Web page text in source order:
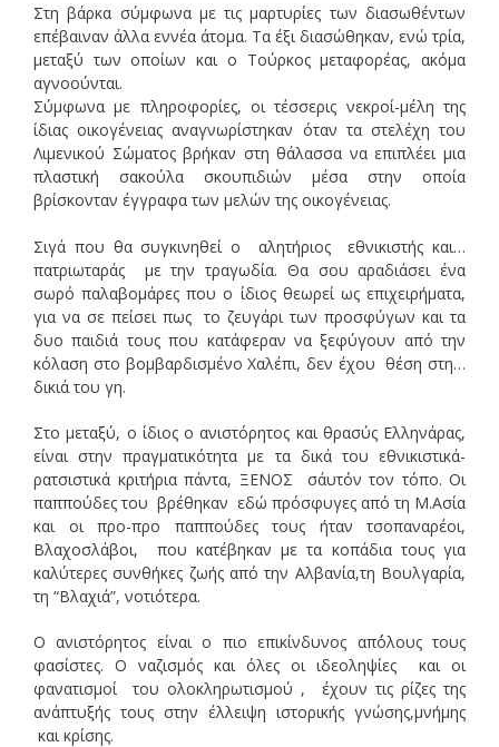
Στη βάρκα σύμφωνα με τις μαρτυρίες των διασωθέντων
επέβαιναν άλλα εννέα άτομα. Τα έξι διασώθηκαν, ενώ τρία,
μεταξύ των οποίων και ο Τούρκος μεταφορέας, ακόμα
αγνοούνται.
Σύμφωνα με πληροφορίες, οι τέσσερις νεκροί-μέλη της
ίδιας οικογένειας αναγνωρίστηκαν όταν τα στελέχη του
Λιμενικού Σώματος βρήκαν στη θάλασσα να επιπλέει μια
πλαστική σακούλα σκουπιδιών μέσα στην οποία
βρίσκονταν έγγραφα των μελών της οικογένειας.
Σιγά που θα συγκινηθεί ο αλητήριος εθνικιστής και…
πατριωταράς με την τραγωδία. Θα σου αραδιάσει ένα
σωρό παλαβομάρες που ο ίδιος θεωρεί ως επιχειρήματα,
για να σε πείσει πως το ζευγάρι των προσφύγων και τα
δυο παιδιά τους που κατάφεραν να ξεφύγουν από την
κόλαση στο βομβαρδισμένο Χαλέπι, δεν έχου θέση στη…
δικιά του γη.
Στο μεταξύ, ο ίδιος ο ανιστόρητος και θρασύς Ελληνάρας,
είναι στην πραγματικότητα με τα δικά του εθνικιστικά-
ρατσιστικά κριτήρια πάντα, ΞΕΝΟΣ σ΄αυτόν τον τόπο. Οι
παππούδες του βρέθηκαν εδώ πρόσφυγες από τη Μ.Ασία
και οι προ-προ παππούδες τους ήταν τσοπαναρέοι,
Βλαχοσλάβοι, που κατέβηκαν με τα κοπάδια τους για
καλύτερες συνθήκες ζωής από την Αλβανία,τη Βουλγαρία,
τη “Βλαχιά”, νοτιότερα.
Ο ανιστόρητος είναι ο πιο επικίνδυνος απ΄όλους τους
φασίστες. Ο ναζισμός και όλες οι ιδεοληψίες και οι
φανατισμοί του ολοκληρωτισμού , έχουν τις ρίζες της
ανάπτυξής τους στην έλλειψη ιστορικής γνώσης,μνήμης
και κρίσης.